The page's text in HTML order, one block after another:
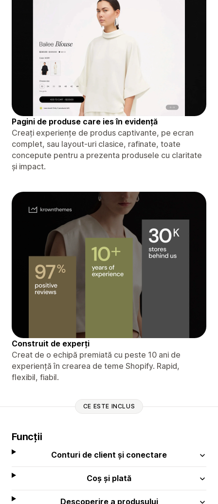
Pagini de produse care ies în evidență
Creați experiențe de produs captivante, pe ecran
complet, sau layout-uri clasice, rafinate, toate
concepute pentru a prezenta produsele cu claritate
și impact.
Construit de experți
Creat de o echipă premiată cu peste 10 ani de
experiență în crearea de teme Shopify. Rapid,
flexibil, fiabil.
CE ESTE INCLUS
Funcții
Conturi de client și conectare
Coș și plată
Descoperire a produsului